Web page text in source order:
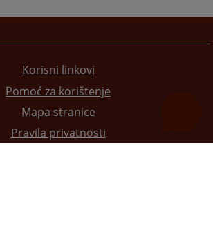
Korisni linkovi
Pomoć za korištenje
Mapa stranice
Pravila privatnosti